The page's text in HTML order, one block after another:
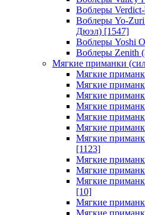
Воблеры
Воблеры Yo-
Дюэл) [1547]
Воблеры Yoshi
Воблеры Zenith
Мягкие приманки
Мягкие
Мягкие
Мягкие
Мягкие
Мягкие
Мягкие
Мягкие
[1123]
Мягкие
Мягкие
Мягкие
[10]
Мягкие